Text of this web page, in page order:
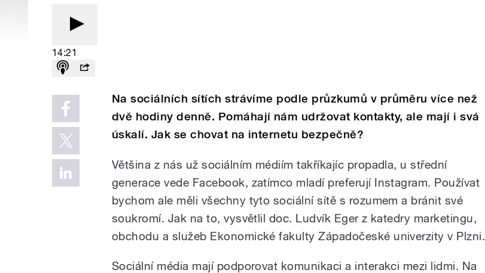
14:21
Na sociálních sítích strávíme podle průzkumů v průměru více než
dvě hodiny denně. Pomáhají nám udržovat kontakty, ale mají i svá
úskalí. Jak se chovat na internetu bezpečně?
Většina z nás už sociálním médiím takříkajíc propadla, u střední
generace vede Facebook, zatímco mladí preferují Instagram. Používat
bychom ale měli všechny tyto sociální sítě s rozumem a bránit své
soukromí. Jak na to, vysvětlil doc. Ludvík Eger z katedry marketingu,
obchodu a služeb Ekonomické fakulty Západočeské univerzity v Plzni.
Sociální média mají podporovat komunikaci a interakci mezi lidmi. Na